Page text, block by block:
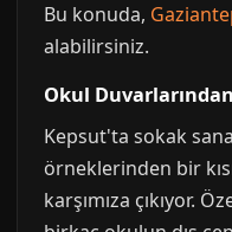
Bu konuda,
alabilirsiniz.
Okul
Kepsut'ta sokak
örneklerinden bir
karşımıza çıkıyor.